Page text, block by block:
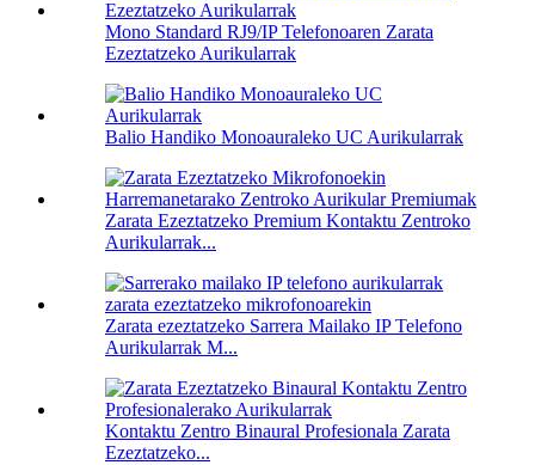
Mono Standard RJ9/IP Telefonoaren Zarata
Ezeztatzeko Aurikularrak
Balio Handiko Monoauraleko UC Aurikularrak
Zarata Ezeztatzeko Premium Kontaktu Zentroko
Aurikularrak...
Zarata ezeztatzeko Sarrera Mailako IP Telefono
Aurikularrak M...
Kontaktu Zentro Binaural Profesionala Zarata
Ezeztatzeko...